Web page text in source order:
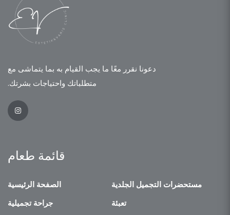
دعونا نقرر معًا ما يجب القيام به بما يتماشى مع
متطلباتك واحتياجات بشرتك.
قائمة طعام
الصفحة الرئيسية
مستحضرات التجميل الجلدية
جراحة تجميلية
تعبئة